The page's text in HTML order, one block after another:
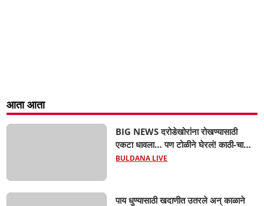
आता आता
BIG NEWS दरोडेखोरांना रोखण्यासाठी
एकटा धावला… पण टोळीने घेरलं! काठी-चाकूचे
सपासप वार; ५२ वर्षीय शेतकऱ्याचा दुर्दैवी अंत!
BULDANA LIVE
पाय धुण्यासाठी खदाणीत उतरले अन् काळाने